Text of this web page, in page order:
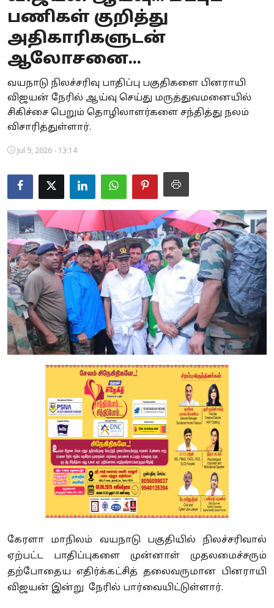
Business
Crime
Tamilnadu
National
World
Astrology
Spirituality
Weather
Politics
பணிகள் குறித்து
அதிகாரிகளுடன்
ஆலோசனை...
வயநாடு நிலச்சரிவு பாதிப்பு பகுதிகளை பினராயி
விஜயன் நேரில் ஆய்வு செய்து மருத்துவமனையில்
சிகிச்சை பெறும் தொழிலாளர்களை சந்தித்து நலம்
விசாரித்துள்ளார்.
Jul 9, 2026 - 13:14
கேரளா மாநிலம் வயநாடு பகுதியில் நிலச்சரிவால்
ஏற்பட்ட பாதிப்புகளை முன்னாள் முதலமைச்சரும்
தற்போதைய எதிர்க்கட்சித் தலைவருமான பினராயி
விஜயன் இன்று நேரில் பார்வையிட்டுள்ளார்.